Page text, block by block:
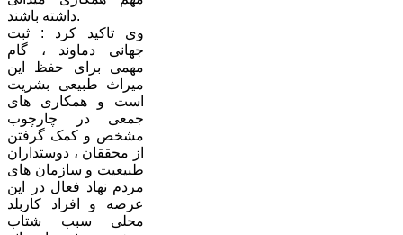
داشته باشند.
وی تاکید کرد : ثبت
جهانی دماوند ، گام
مهمی برای حفظ این
میراث طبیعی بشریت
است و همکاری های
جمعی در چارچوب
مشخص و کمک گرفتن
از محققان ، دوستداران
طبیعیت و سازمان های
مردم نهاد فعال در این
عرصه و افراد کاربلد
محلی سبب شتاب